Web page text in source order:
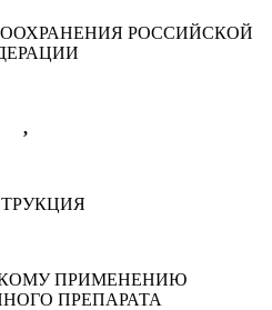
РОССИЙСКОЙ
,
ПРИМЕНЕНИЮ
ПРЕПАРАТА